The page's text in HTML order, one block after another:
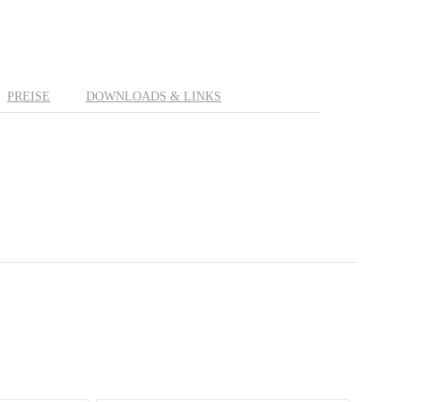
PREISE DOWNLOADS & LINKS